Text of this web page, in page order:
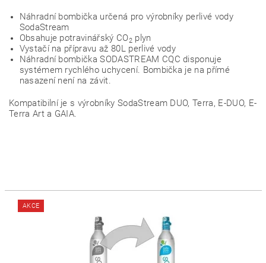
Náhradní bombička určená pro výrobníky perlivé vody
SodaStream
Obsahuje potravinářský CO2plyn
Vystačí na přípravu až 80L perlivé vody
Náhradní bombička SODASTREAM CQC disponuje
systémem rychlého uchycení. Bombička je na přímé
nasazení není na závit.
Kompatibilní je s výrobníky SodaStream DUO, Terra, E-DUO, E-
Terra Art a GAIA.
AKCE